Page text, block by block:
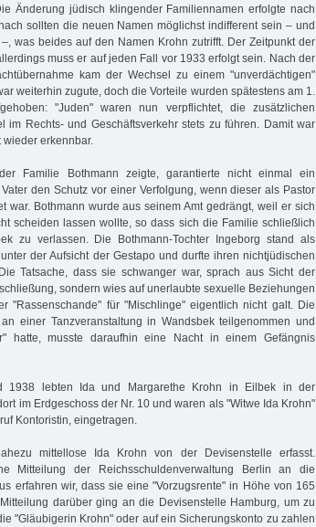
Änderung jüdisch klingender Familiennamen erfolgte nach
sollten die neuen Namen möglichst indifferent sein – und
was beides auf den Namen Krohn zutrifft. Der Zeitpunkt der
muss er auf jeden Fall vor 1933 erfolgt sein. Nach der
kam der Wechsel zu einem "unverdächtigen"
weiterhin zugute, doch die Vorteile wurden spätestens am 1.
"Juden" waren nun verpflichtet, die zusätzlichen
im Rechts- und Geschäftsverkehr stets zu führen. Damit war
erkennbar.
Familie Bothmann zeigte, garantierte nicht einmal ein
den Schutz vor einer Verfolgung, wenn dieser als Pastor
war. Bothmann wurde aus seinem Amt gedrängt, weil er sich
scheiden lassen wollte, so dass sich die Familie schließlich
zu verlassen. Die Bothmann-Tochter Ingeborg stand als
der Aufsicht der Gestapo und durfte ihren nichtjüdischen
Tatsache, dass sie schwanger war, sprach aus Sicht der
sondern wies auf unerlaubte sexuelle Beziehungen
"Rassenschande" für "Mischlinge" eigentlich nicht galt. Die
einer Tanzveranstaltung in Wandsbek teilgenommen und
hatte, musste daraufhin eine Nacht in einem Gefängnis
1938 lebten Ida und Margarethe Krohn in Eilbek in der
im Erdgeschoss der Nr. 10 und waren als "Witwe Ida Krohn"
Kontoristin, eingetragen.
mittellose Ida Krohn von der Devisenstelle erfasst.
Mitteilung der Reichsschuldenverwaltung Berlin an die
erfahren wir, dass sie eine "Vorzugsrente" in Höhe von 165
darüber ging an die Devisenstelle Hamburg, um zu
"Gläubigerin Krohn" oder auf ein Sicherungskonto zu zahlen